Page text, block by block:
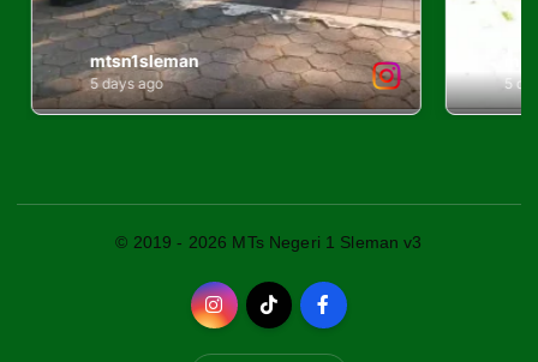
© 2019 - 2026 MTs Negeri 1 Sleman v3